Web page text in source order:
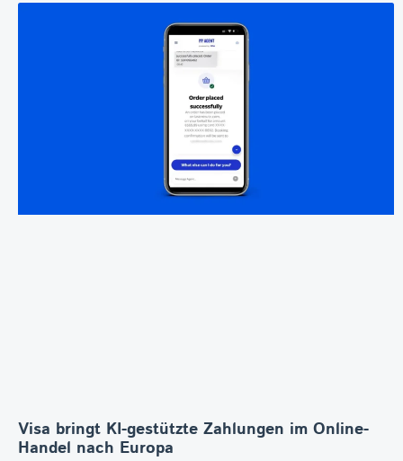
Visa bringt KI-gestützte Zahlungen im Online-
Handel nach Europa